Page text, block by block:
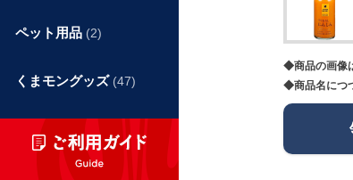
◆商品の画像
◆商品名につ
ペット用品 (2)
くまモングッズ (47)